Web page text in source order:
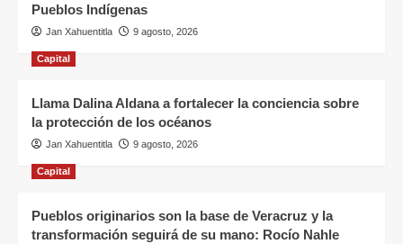
Pueblos Indígenas
Jan Xahuentitla 9 agosto, 2026
Capital
Llama Dalina Aldana a fortalecer la conciencia sobre
la protección de los océanos
Jan Xahuentitla 9 agosto, 2026
Capital
Pueblos originarios son la base de Veracruz y la
transformación seguirá de su mano: Rocío Nahle